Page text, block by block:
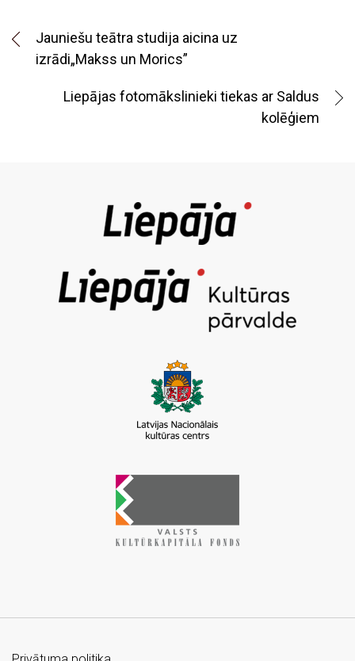
Jauniešu teātra studija aicina uz
izrādi„Makss un Morics”
Liepājas fotomākslinieki tiekas ar Saldus
kolēģiem